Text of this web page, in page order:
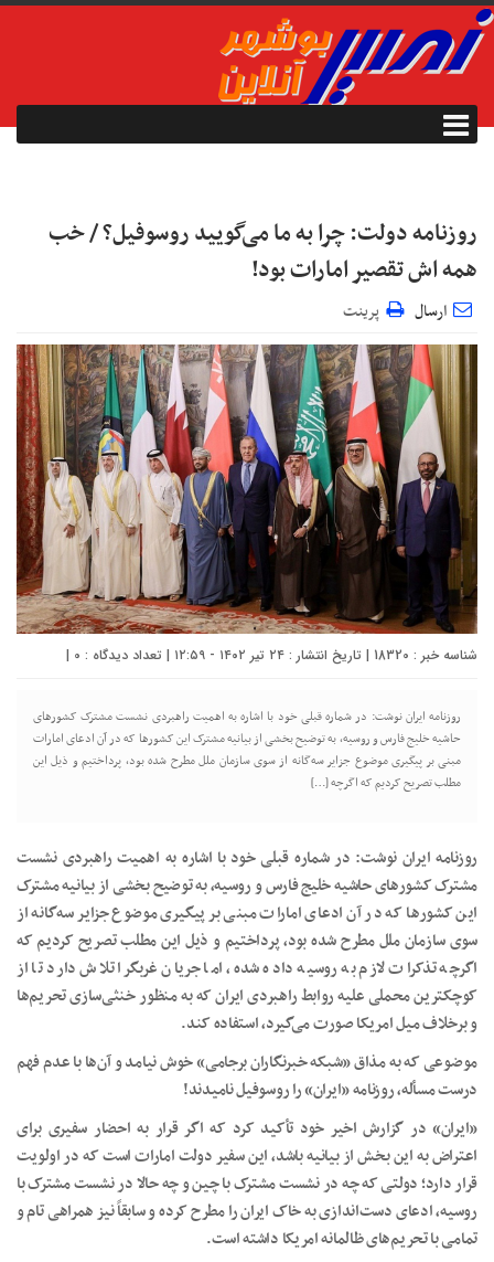
روزنامه دولت: چرا به ما می‌گویید روسوفیل؟ / خب
همه اش تقصیر امارات بود!
ارسال پرینت
شناسه خبر : 18320 | تاریخ انتشار : ۲۴ تیر ۱۴۰۲ - ۱۲:۵۹ | تعداد دیدگاه : 0
|
روزنامه ایران نوشت: در شماره قبلی خود با اشاره به اهمیت راهبردی نشست مشترک کشور‌های
حاشیه خلیج فارس و روسیه، به توضیح بخشی از بیانیه مشترک این کشور‌ها که در آن ادعای امارات
مبنی بر پیگیری موضوع جزایر سه‌گانه از سوی سازمان ملل مطرح شده بود، پرداختیم و ذیل این
مطلب تصریح کردیم که اگرچه […]
روزنامه ایران نوشت: در شماره قبلی خود با اشاره به اهمیت راهبردی نشست
مشترک کشور‌های حاشیه خلیج فارس و روسیه، به توضیح بخشی از بیانیه مشترک
این کشور‌ها که در آن ادعای امارات مبنی بر پیگیری موضوع جزایر سه‌گانه از
سوی سازمان ملل مطرح شده بود، پرداختیم و ذیل این مطلب تصریح کردیم که
اگرچه تذکرات لازم به روسیه داده شده، اما جریان غربگرا تلاش دارد تا از
کوچکترین محملی علیه روابط راهبردی ایران که به منظور خنثی‌سازی تحریم‌ها
و برخلاف میل امریکا صورت می‌گیرد، استفاده کند.
موضوعی که به مذاق «شبکه خبرنگاران برجامی» خوش نیامد و آن‌ها با عدم فهم
درست مسأله، روزنامه «ایران» را روسوفیل نامیدند!
«ایران» در گزارش اخیر خود تأکید کرد که اگر قرار به احضار سفیری برای
اعتراض به این بخش از بیانیه باشد، این سفیر دولت امارات است که در اولویت
قرار دارد؛ دولتی که چه در نشست مشترک با چین و چه حالا در نشست مشترک با
روسیه، ادعای دست‌اندازی به خاک ایران را مطرح کرده و سابقاً نیز همراهی تام و
تمامی با تحریم‌های ظالمانه امریکا داشته است.